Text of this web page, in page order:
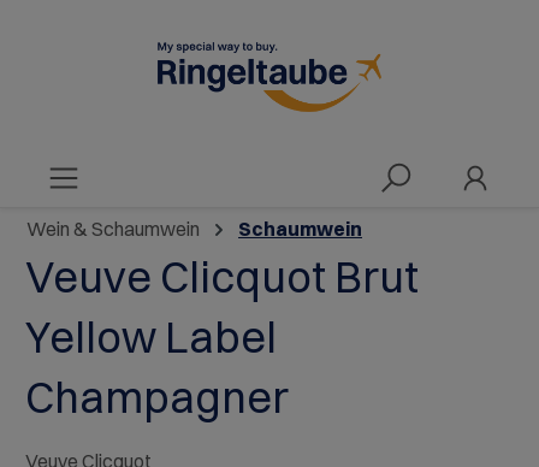
Wein & Schaumwein Schaumwein
Veuve Clicquot Brut
Yellow Label
Champagner
Veuve Clicquot